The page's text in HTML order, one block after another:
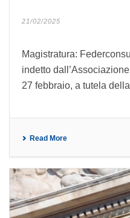
21/02/2025
Magistratura:
indetto
27 febbraio, a tutela
Read More